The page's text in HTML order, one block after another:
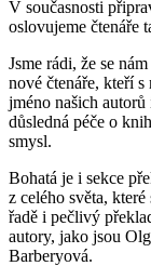
V současnosti
oslovujeme čtenáře
Jsme rádi, že se
nové čtenáře, kteří
jméno našich
důsledná péče o
smysl.
Bohatá je i sekce
z celého světa,
řadě i pečlivý
autory, jako jsou
Barberyová.